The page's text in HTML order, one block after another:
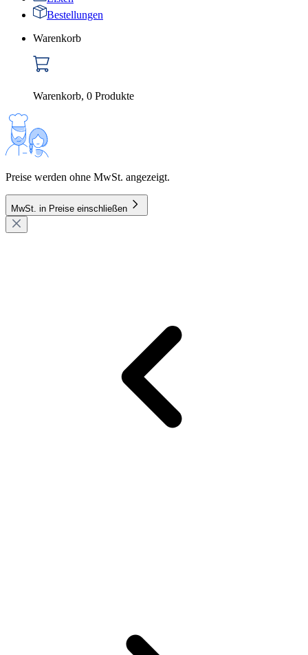
Bestellungen
Warenkorb
Warenkorb, 0 Produkte
Preise werden ohne MwSt. angezeigt.
MwSt. in Preise einschließen